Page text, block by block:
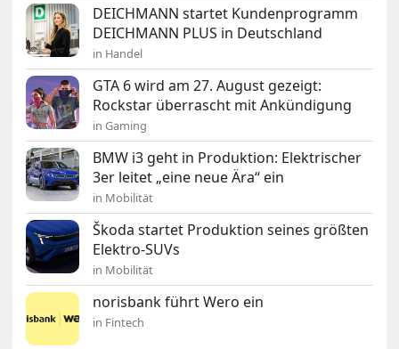
DEICHMANN startet Kundenprogramm
DEICHMANN PLUS in Deutschland
in Handel
GTA 6 wird am 27. August gezeigt:
Rockstar überrascht mit Ankündigung
in Gaming
BMW i3 geht in Produktion: Elektrischer
3er leitet „eine neue Ära“ ein
in Mobilität
Škoda startet Produktion seines größten
Elektro-SUVs
in Mobilität
norisbank führt Wero ein
in Fintech